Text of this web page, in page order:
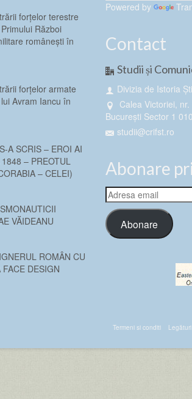
forţelor terestre
Război
românești în
forţelor armate
Avram Iancu în
A SCRIS – EROI AI
– PREOTUL
– CELEI)
VĂIDEANU
ROMÂN CU
DESIGN
Powered by
Contact
Studii și
Divizia de Istoria
Calea Victoriei, nr.
București Sector 1
studii@crifst.ro
Abonare
Adresa
email
Abonare
Termeni si conditi Legături